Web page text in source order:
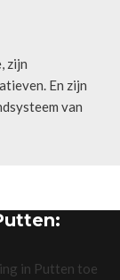
zijn
En zijn
van
in Putten toe